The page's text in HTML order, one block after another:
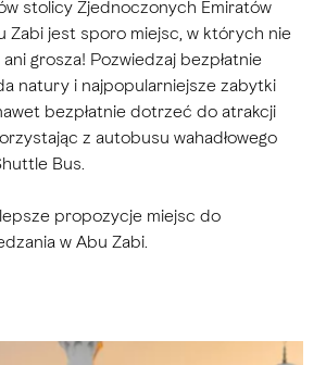
stolicy Zjednoczonych Emiratów
Zabi jest sporo miejsc, w których nie
grosza! Pozwiedzaj bezpłatnie
natury i najpopularniejsze zabytki
bezpłatnie dotrzeć do atrakcji
z autobusu wahadłowego
Bus.
propozycje miejsc do
w Abu Zabi.